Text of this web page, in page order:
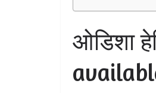
ओडिशा